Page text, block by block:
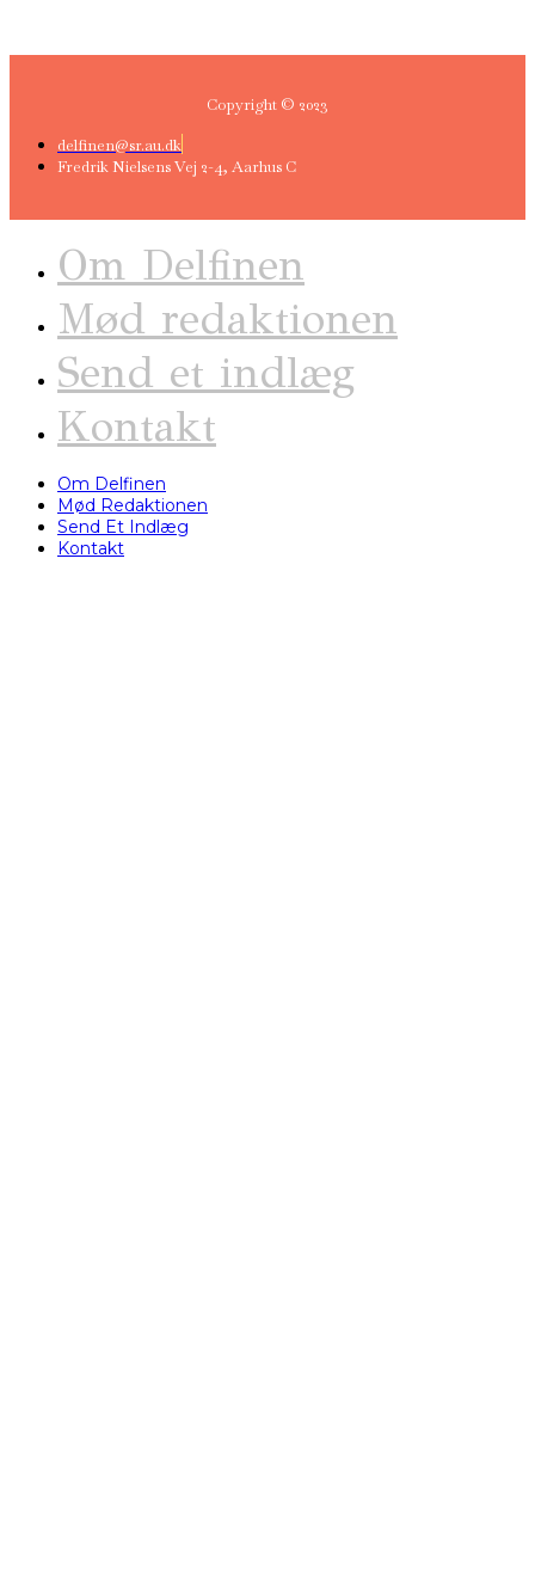
Copyright © 2023
delfinen@sr.au.dk
Fredrik Nielsens Vej 2-4, Aarhus C
Om Delfinen
Mød redaktionen
Send et indlæg
Kontakt
Om Delfinen
Mød Redaktionen
Send Et Indlæg
Kontakt